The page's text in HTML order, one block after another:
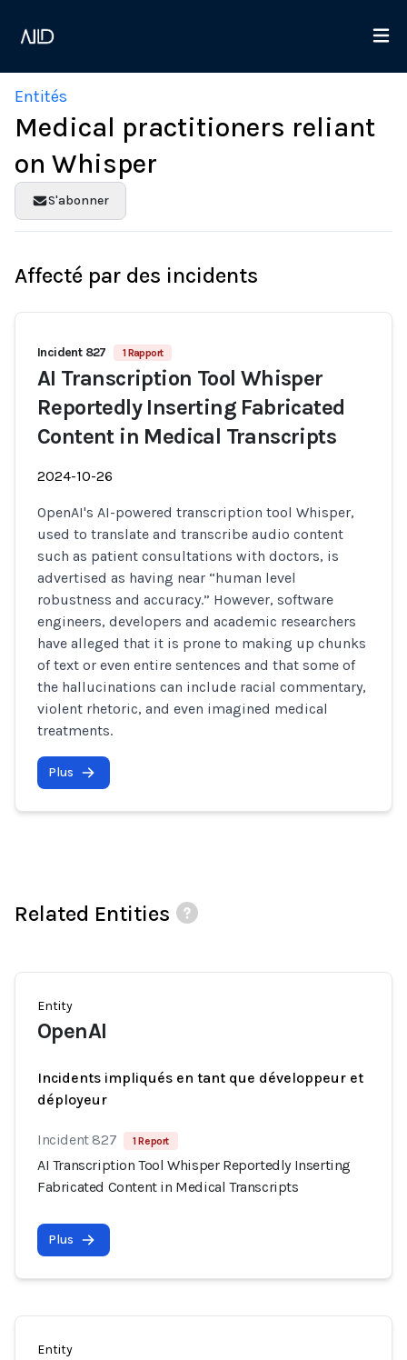
Entités
Medical practitioners reliant
on Whisper
S'abonner
Affecté par des incidents
Incident 827 1 Rapport
AI Transcription Tool Whisper
Reportedly Inserting Fabricated
Content in Medical Transcripts
2024-10-26
OpenAI's AI-powered transcription tool Whisper,
used to translate and transcribe audio content
such as patient consultations with doctors, is
advertised as having near “human level
robustness and accuracy.” However, software
engineers, developers and academic researchers
have alleged that it is prone to making up chunks
of text or even entire sentences and that some of
the hallucinations can include racial commentary,
violent rhetoric, and even imagined medical
treatments.
Plus
Related Entities
Entity
OpenAI
Incidents impliqués en tant que développeur et
déployeur
Incident 827 1 Report
AI Transcription Tool Whisper Reportedly Inserting
Fabricated Content in Medical Transcripts
Plus
Entity